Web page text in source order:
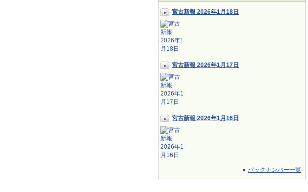
宮古新報 2026年1月18日
宮古新報 2026年1月17日
宮古新報 2026年1月16日
バックナンバー一覧